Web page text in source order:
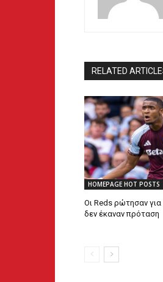
RELATED
HOMEPAGE HOT POSTS
Οι Reds ρώτησαν
δεν έκαναν πρόταση